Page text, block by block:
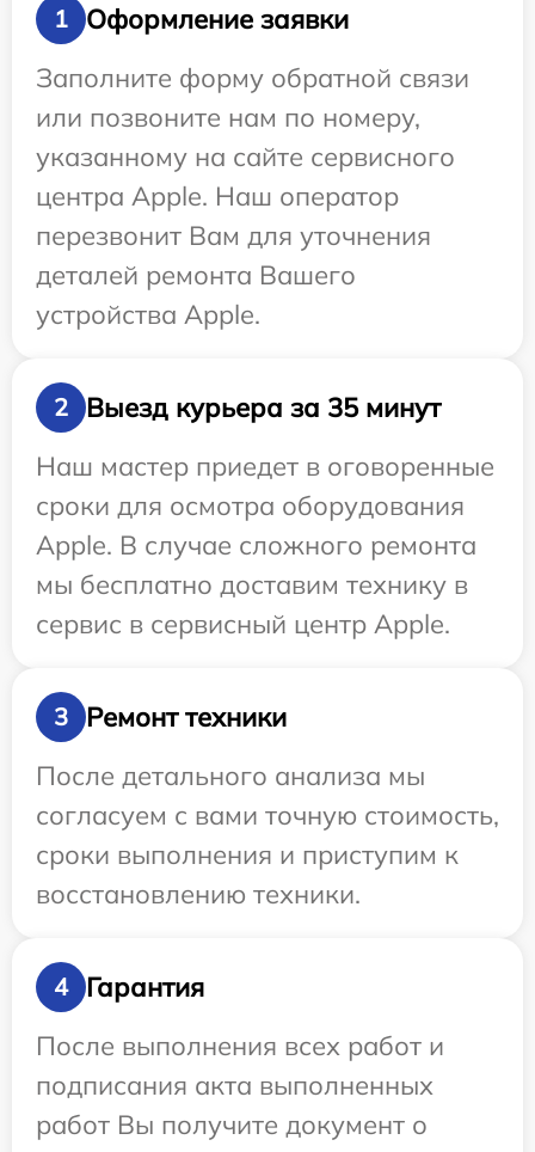
1
Оформление заявки
Заполните форму обратной связи
или позвоните нам по номеру,
указанному на сайте сервисного
центра Apple. Наш оператор
перезвонит Вам для уточнения
деталей ремонта Вашего
устройства Apple.
2
Выезд курьера за 35 минут
Наш мастер приедет в оговоренные
сроки для осмотра оборудования
Apple. В случае сложного ремонта
мы бесплатно доставим технику в
сервис в сервисный центр Apple.
3
Ремонт техники
После детального анализа мы
согласуем с вами точную стоимость,
сроки выполнения и приступим к
восстановлению техники.
4
Гарантия
После выполнения всех работ и
подписания акта выполненных
работ Вы получите документ о